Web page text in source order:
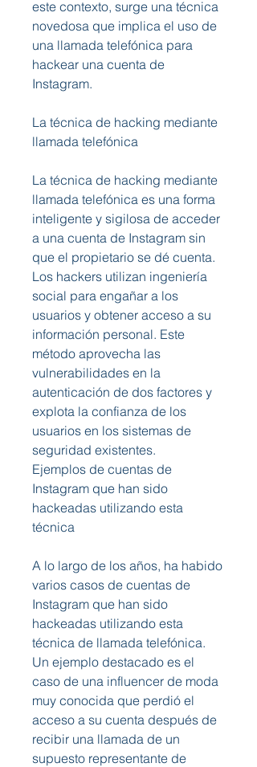
este contexto, surge una técnica
novedosa que implica el uso de
una llamada telefónica para
hackear una cuenta de
Instagram.
La técnica de hacking mediante
llamada telefónica
La técnica de hacking mediante
llamada telefónica es una forma
inteligente y sigilosa de acceder
a una cuenta de Instagram sin
que el propietario se dé cuenta.
Los hackers utilizan ingeniería
social para engañar a los
usuarios y obtener acceso a su
información personal. Este
método aprovecha las
vulnerabilidades en la
autenticación de dos factores y
explota la confianza de los
usuarios en los sistemas de
seguridad existentes.
Ejemplos de cuentas de
Instagram que han sido
hackeadas utilizando esta
técnica
A lo largo de los años, ha habido
varios casos de cuentas de
Instagram que han sido
hackeadas utilizando esta
técnica de llamada telefónica.
Un ejemplo destacado es el
caso de una influencer de moda
muy conocida que perdió el
acceso a su cuenta después de
recibir una llamada de un
supuesto representante de